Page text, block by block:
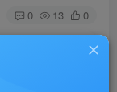
0 13 0